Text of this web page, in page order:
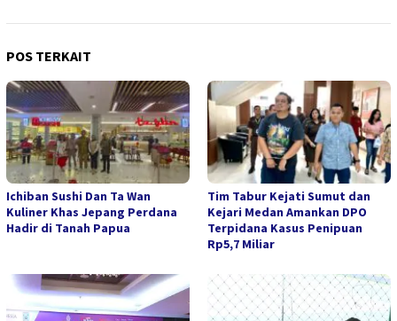
POS TERKAIT
Ichiban Sushi Dan Ta Wan
Kuliner Khas Jepang Perdana
Hadir di Tanah Papua
Tim Tabur Kejati Sumut dan
Kejari Medan Amankan DPO
Terpidana Kasus Penipuan
Rp5,7 Miliar